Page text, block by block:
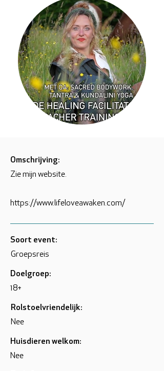
Omschrijving:
Zie mijn website.
https://www.lifeloveawaken.com/
Soort event:
Groepsreis
Doelgroep:
18+
Rolstoelvriendelijk:
Nee
Huisdieren welkom:
Nee